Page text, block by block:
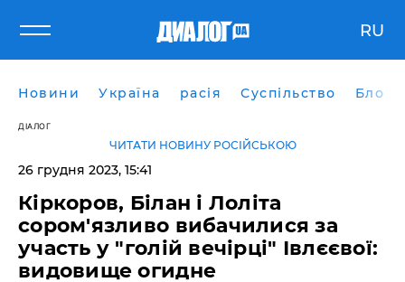
RU
Новини Україна расія Суспільство Блоги
ДІАЛОГ
ЧИТАТИ НОВИНУ РОСІЙСЬКОЮ
26 грудня 2023, 15:41
Кіркоров, Білан і Лоліта
сором'язливо вибачилися за
участь у "голій вечірці" Івлєєвої:
видовище огидне